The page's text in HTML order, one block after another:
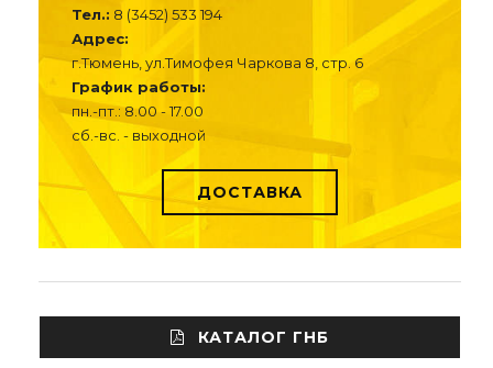
Тел.: 8 (3452) 533 194
Адрес:
г.Тюмень, ул.Тимофея Чаркова 8, стр. 6
График работы:
пн.-пт.: 8.00 - 17.00
сб.-вс. - выходной
ДОСТАВКА
КАТАЛОГ ГНБ